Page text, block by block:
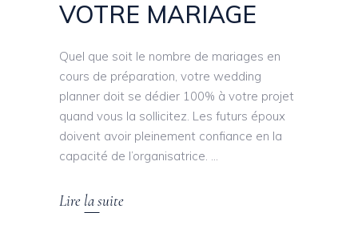
VOTRE MARIAGE
Quel que soit le nombre de mariages en
cours de préparation, votre wedding
planner doit se dédier 100% à votre projet
quand vous la sollicitez. Les futurs époux
doivent avoir pleinement confiance en la
capacité de l’organisatrice.
Lire la suite